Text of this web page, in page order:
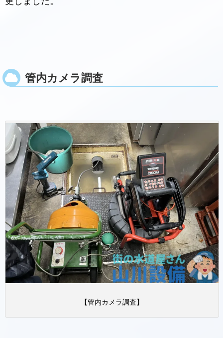
管内カメラ調査
【管内カメラ調査】